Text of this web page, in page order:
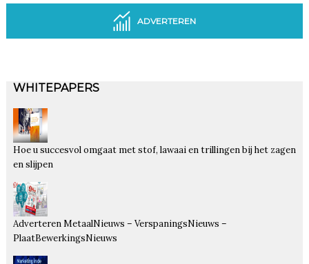
ADVERTEREN
WHITEPAPERS
Hoe u succesvol omgaat met stof, lawaai en trillingen bij het zagen
en slijpen
Adverteren MetaalNieuws – VerspaningsNieuws –
PlaatBewerkingsNieuws